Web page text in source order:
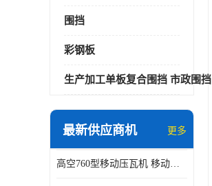
围挡
彩钢板
生产加工单板复合围挡 市政围挡
最新供应商机 更多
高空760型移动压瓦机 移动升降制瓦设备租赁选郑州鑫纵